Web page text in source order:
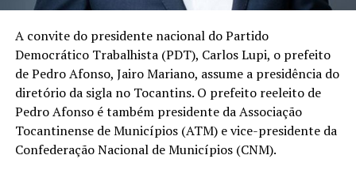
A convite do presidente nacional do Partido
Democrático Trabalhista (PDT), Carlos Lupi, o prefeito
de Pedro Afonso, Jairo Mariano, assume a presidência do
diretório da sigla no Tocantins. O prefeito reeleito de
Pedro Afonso é também presidente da Associação
Tocantinense de Municípios (ATM) e vice-presidente da
Confederação Nacional de Municípios (CNM).